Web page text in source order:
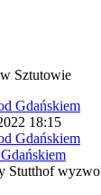
18:15
Stutthof